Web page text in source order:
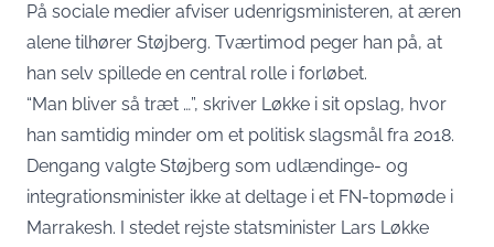
På sociale medier afviser udenrigsministeren, at æren
alene tilhører Støjberg. Tværtimod peger han på, at
han selv spillede en central rolle i forløbet.
“Man bliver så træt …”, skriver Løkke i sit opslag, hvor
han samtidig minder om et politisk slagsmål fra 2018.
Dengang valgte Støjberg som udlændinge- og
integrationsminister ikke at deltage i et FN-topmøde i
Marrakesh. I stedet rejste statsminister Lars Løkke